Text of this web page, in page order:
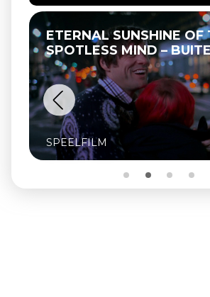
ETERNAL SUNSHINE OF
SPOTLESS MIND –
SPEELFILM